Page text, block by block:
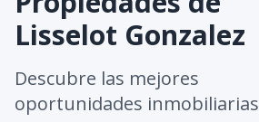
Lisselot Gonzalez
Descubre las mejores
oportunidades inmobiliarias